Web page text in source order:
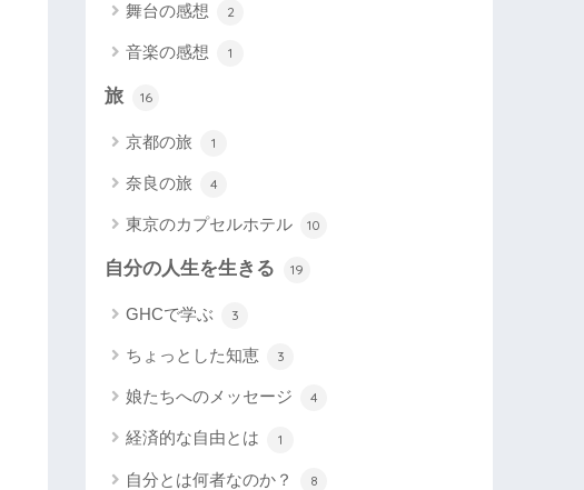
舞台の感想 2
音楽の感想 1
旅 16
京都の旅 1
奈良の旅 4
東京のカプセルホテル 10
自分の人生を生きる 19
GHCで学ぶ 3
ちょっとした知恵 3
娘たちへのメッセージ 4
経済的な自由とは 1
自分とは何者なのか？ 8